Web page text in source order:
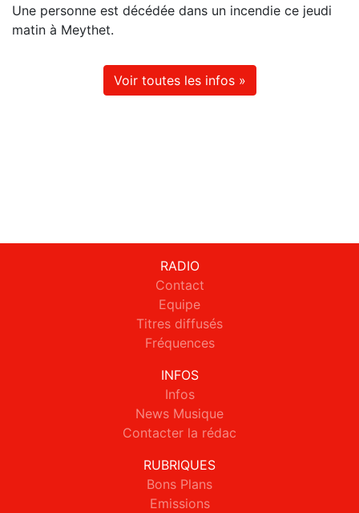
Une personne est décédée dans un incendie ce jeudi
matin à Meythet.
Voir toutes les infos »
RADIO
Contact
Equipe
Titres diffusés
Fréquences
INFOS
Infos
News Musique
Contacter la rédac
RUBRIQUES
Bons Plans
Emissions